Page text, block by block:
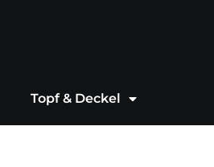
Topf & Deckel